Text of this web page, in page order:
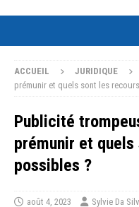
ACCUEIL JURIDIQUE
prémunir et quels sont les
Publicité
prémunir et
possibles ?
août 4, 2023 Sylvie Da